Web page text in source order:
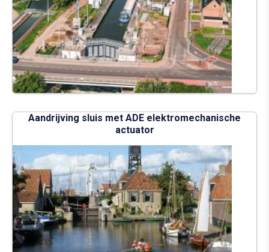
Aandrijving sluis met ADE elektromechanische
actuator